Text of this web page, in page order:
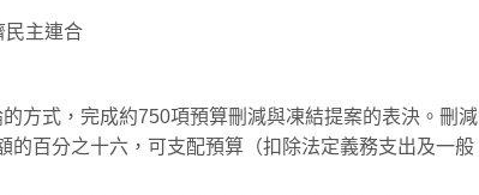
民主連合
方式，完成約750項預算刪減與凍結提案的表決。刪減
百分之十六，可支配預算（扣除法定義務支出及一般